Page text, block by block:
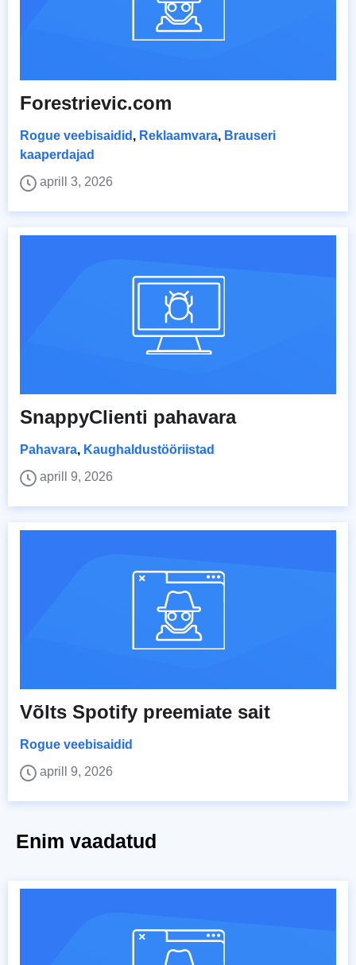
Forestrievic.com
Rogue veebisaidid , Reklaamvara, Brauseri
kaaperdajad
aprill 3, 2026
SnappyClienti pahavara
Pahavara, Kaughaldustööriistad
aprill 9, 2026
Võlts Spotify preemiate sait
Rogue veebisaidid
aprill 9, 2026
Enim vaadatud